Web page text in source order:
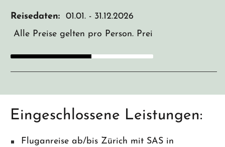
Reisedaten:
01.01. - 31.12.2026
Alle Preise gelten pro Person. Preise für Kinder
Eingeschlossene Leistungen:
Fluganreise ab/bis Zürich mit SAS in